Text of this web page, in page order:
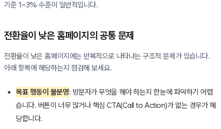
기준 1~3% 수준이 일반적입니다.
전환율이 낮은 홈페이지의 공통 문제
전환율이 낮은 홈페이지에는 반복적으로 나타나는 구조적 문제가 있습니다.
아래 항목에 해당하는지 점검해 보세요.
목표 행동이 불분명: 방문자가 무엇을 해야 하는지 한눈에 파악하기 어렵
습니다. 버튼이 너무 많거나 핵심 CTA(Call to Action)가 없는 경우가 해
당합니다.